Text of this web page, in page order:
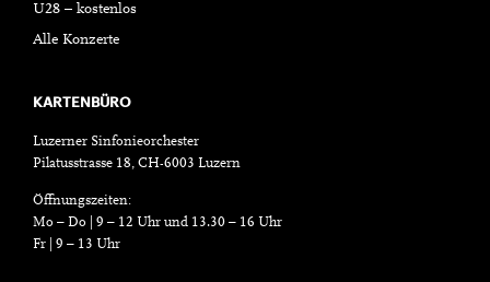
U28 – kostenlos
Alle Konzerte
KARTENBÜRO
Luzerner Sinfonieorchester
Pilatusstrasse 18, CH-6003 Luzern
Öffnungszeiten:
Mo – Do | 9 – 12 Uhr und 13.30 – 16 Uhr
Fr | 9 – 13 Uhr